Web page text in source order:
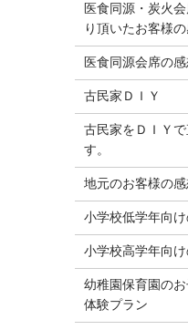
医食同源・炭火
り頂いたお客様
医食同源会席の感
古民家ＤＩＹ
古民家をＤＩＹ
す。
地元のお客様の感
小学校低学年向
小学校高学年向
幼稚園保育園の
体験プラン